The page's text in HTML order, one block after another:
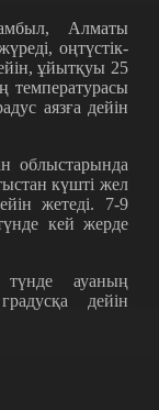
Алматы
оңтүстік-
ұйытқуы 25
температурасы
аязға дейін
облыстарында
күшті жел
жетеді. 7-9
кей жерде
ауаның
дейін